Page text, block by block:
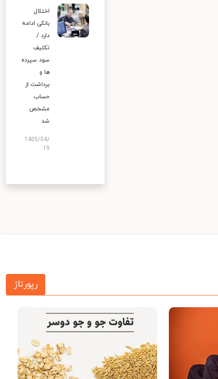
اختلال
بانکی ادامه
دارد /
تکلیف
سود سپرده
ها و
برداشت از
حساب
مشخص
شد
1405/04/
19
رپورتاژ